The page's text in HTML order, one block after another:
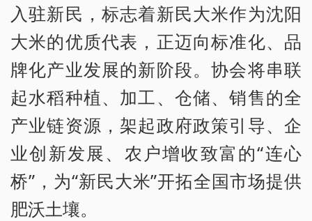
入驻新民，标志着新民大米作为沈阳
大米的优质代表，正迈向标准化、品
牌化产业发展的新阶段。协会将串联
起水稻种植、加工、仓储、销售的全
产业链资源，架起政府政策引导、企
业创新发展、农户增收致富的“连心
桥”，为“新民大米”开拓全国市场提供
肥沃土壤。